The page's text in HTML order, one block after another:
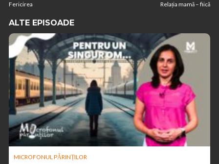
Fericirea Relația mamă – fiică
ALTE EPISOADE
MICROFONUL PĂRINȚILOR